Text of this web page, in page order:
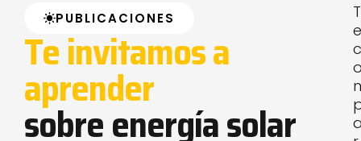
PUBLICACIONES
Te invitamos a
aprender
sobre energía solar
T
e
c